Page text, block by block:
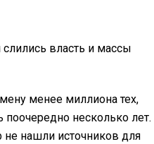
власть и массы
менее миллиона тех,
несколько лет.
не нашли источников для